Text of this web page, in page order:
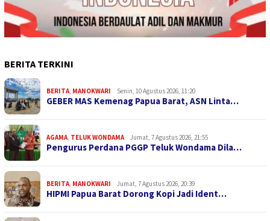
BERITA TERKINI
BERITA MANOKWARI Senin, 10 Agustus 2026, 11:20
GEBER MAS Kemenag Papua Barat, ASN Linta…
AGAMA TELUK WONDAMA Jumat, 7 Agustus 2026, 21:55
Pengurus Perdana PGGP Teluk Wondama Dila…
BERITA MANOKWARI Jumat, 7 Agustus 2026, 20:39
HIPMI Papua Barat Dorong Kopi Jadi Ident…